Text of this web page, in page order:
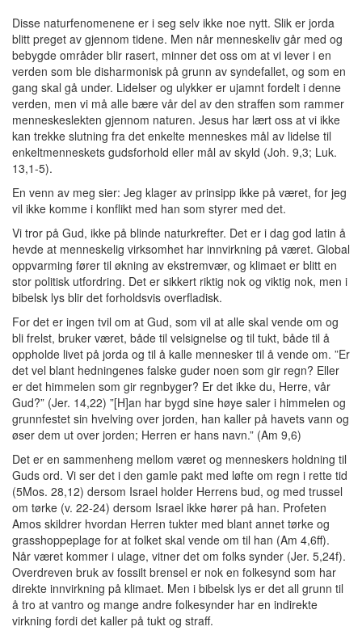
Disse naturfenomenene er i seg selv ikke noe nytt. Slik er jorda
blitt preget av gjennom tidene. Men når menneskeliv går med og
bebygde områder blir rasert, minner det oss om at vi lever i en
verden som ble disharmonisk på grunn av syndefallet, og som en
gang skal gå under. Lidelser og ulykker er ujamnt fordelt i denne
verden, men vi må alle bære vår del av den straffen som rammer
menneskeslekten gjennom naturen. Jesus har lært oss at vi ikke
kan trekke slutning fra det enkelte menneskes mål av lidelse til
enkeltmenneskets gudsforhold eller mål av skyld (Joh. 9,3; Luk.
13,1-5).
En venn av meg sier: Jeg klager av prinsipp ikke på været, for jeg
vil ikke komme i konflikt med han som styrer med det.
Vi tror på Gud, ikke på blinde naturkrefter. Det er i dag god latin å
hevde at menneskelig virksomhet har innvirkning på været. Global
oppvarming fører til økning av ekstremvær, og klimaet er blitt en
stor politisk utfordring. Det er sikkert riktig nok og viktig nok, men i
bibelsk lys blir det forholdsvis overfladisk.
For det er ingen tvil om at Gud, som vil at alle skal vende om og
bli frelst, bruker været, både til velsignelse og til tukt, både til å
oppholde livet på jorda og til å kalle mennesker til å vende om. ”Er
det vel blant hedningenes falske guder noen som gir regn? Eller
er det himmelen som gir regnbyger? Er det ikke du, Herre, vår
Gud?” (Jer. 14,22) ”[H]an har bygd sine høye saler i himmelen og
grunnfestet sin hvelving over jorden, han kaller på havets vann og
øser dem ut over jorden; Herren er hans navn.” (Am 9,6)
Det er en sammenheng mellom været og menneskers holdning til
Guds ord. Vi ser det i den gamle pakt med løfte om regn i rette tid
(5Mos. 28,12) dersom Israel holder Herrens bud, og med trussel
om tørke (v. 22-24) dersom Israel ikke hører på han. Profeten
Amos skildrer hvordan Herren tukter med blant annet tørke og
grasshoppeplage for at folket skal vende om til han (Am 4,6ff).
Når været kommer i ulage, vitner det om folks synder (Jer. 5,24f).
Overdreven bruk av fossilt brensel er nok en folkesynd som har
direkte innvirkning på klimaet. Men i bibelsk lys er det all grunn til
å tro at vantro og mange andre folkesynder har en indirekte
virkning fordi det kaller på tukt og straff.